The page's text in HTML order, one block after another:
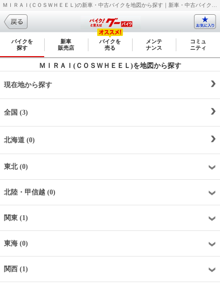
バイクを
探す
新車
販売店
バイクを
売る
メンテ
ナンス
コミュ
ニティ
ＭＩＲＡＩ(ＣＯＳＷＨＥＥＬ)を地図から探す
現在地から探す
全国 (3)
北海道 (0)
東北 (0)
北陸・甲信越 (0)
関東 (1)
東海 (0)
関西 (1)